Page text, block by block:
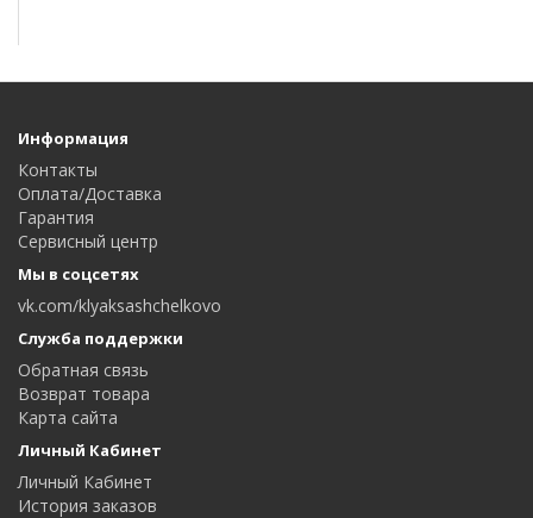
Информация
Контакты
Оплата/Доставка
Гарантия
Сервисный центр
Мы в соцсетях
vk.com/klyaksashchelkovo
Служба поддержки
Обратная связь
Возврат товара
Карта сайта
Личный Кабинет
Личный Кабинет
История заказов